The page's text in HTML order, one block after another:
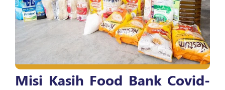
Misi Kasih Food Bank Covid-